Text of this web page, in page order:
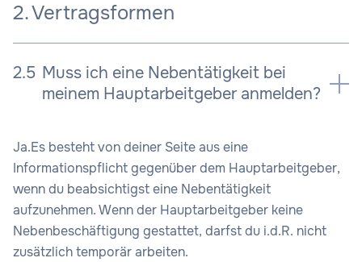
2. Vertragsformen
2.5 Muss ich eine Nebentätigkeit bei
meinem Hauptarbeitgeber anmelden?
Ja.Es besteht von deiner Seite aus eine
Informationspflicht gegenüber dem Hauptarbeitgeber,
wenn du beabsichtigst eine Nebentätigkeit
aufzunehmen. Wenn der Hauptarbeitgeber keine
Nebenbeschäftigung gestattet, darfst du i.d.R. nicht
zusätzlich temporär arbeiten.